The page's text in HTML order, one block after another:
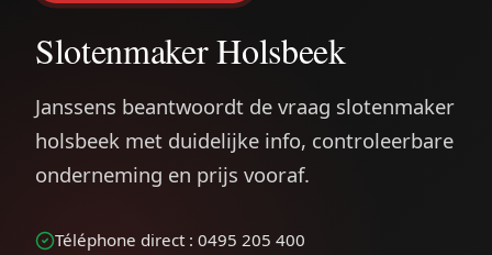
Slotenmaker Holsbeek
Janssens beantwoordt de vraag slotenmaker
holsbeek met duidelijke info, controleerbare
onderneming en prijs vooraf.
Téléphone direct : 0495 205 400